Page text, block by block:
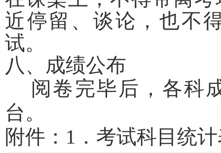
近停留、谈论，也不
试。
八、成绩公布
阅卷完毕后，各科
台。
附件：1．考试科目统